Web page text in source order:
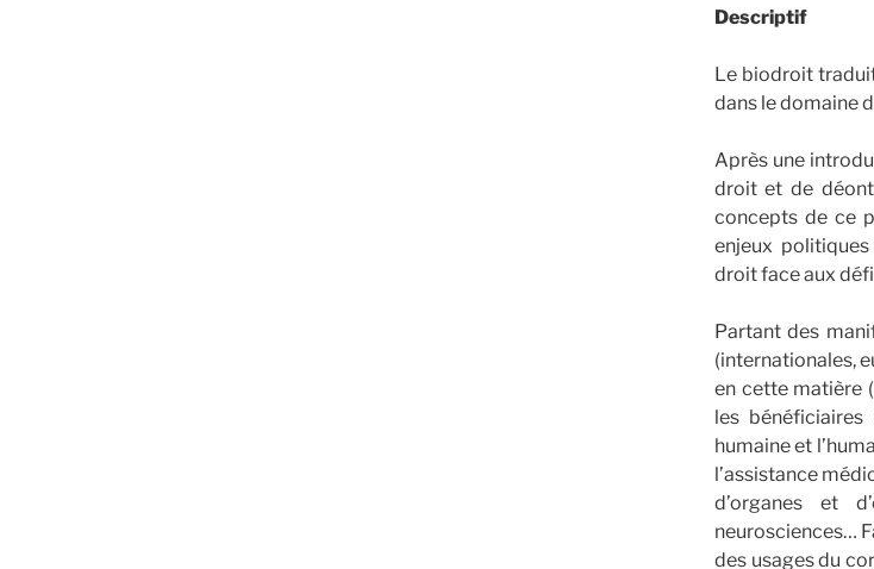
Descriptif
Le biodroit
dans le domaine
Après une
droit et de
concepts de ce
enjeux
droit face aux
Partant des
(internationales,
en cette matière
les
humaine et
l’assistance
d’organes et
neurosciences…
des usages du